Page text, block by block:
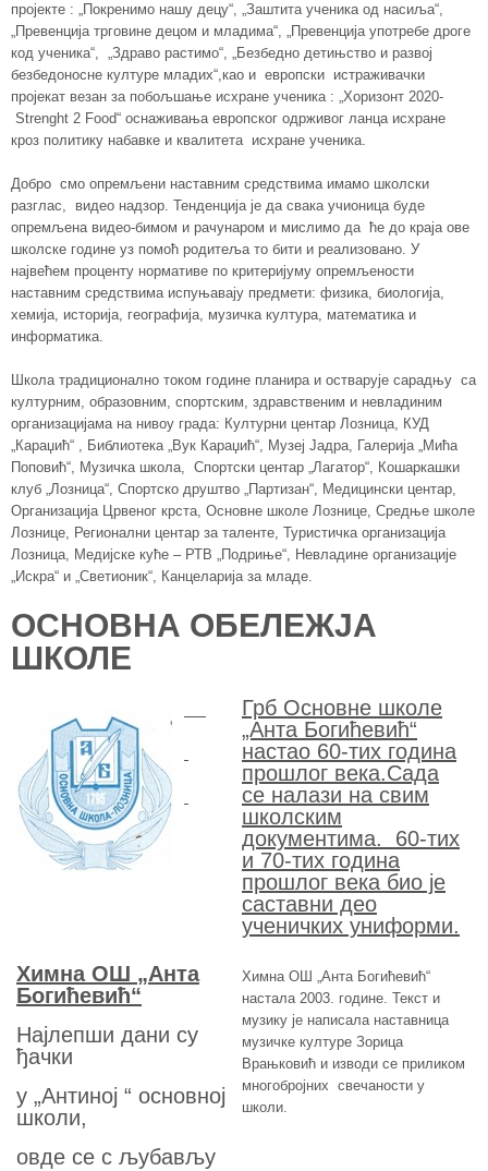
пројекте : „Покренимо нашу децу“, „Заштита ученика од насиља“,
„Превенција трговине децом и младима“, „Превенција употребе дроге
код ученика“, „Здраво растимо“, „Безбедно детињство и развој
безбедоносне културе младих“,као и европски истраживачки
пројекат везан за побољшање исхране ученика : „Хоризонт 2020-
Strenght 2 Food“ оснаживања европског одрживог ланца исхране
кроз политику набавке и квалитета исхране ученика.
Добро смо опремљени наставним средствима имамо школски
разглас, видео надзор. Тенденција је да свака учионица буде
опремљена видео-бимом и рачунаром и мислимо да ће до краја ове
школске године уз помоћ родитеља то бити и реализовано. У
највећем проценту нормативе по критеријуму опремљености
наставним средствима испуњавају предмети: физика, биологија,
хемија, историја, географија, музичка култура, математика и
информатика.
Школа традиционално током године планира и остварује сарадњу са
културним, образовним, спортским, здравственим и невладиним
организацијама на нивоу града: Културни центар Лозница, КУД
„Караџић“ , Библиотека „Вук Караџић“, Музеј Јадра, Галерија „Мића
Поповић“, Музичка школа, Спортски центар „Лагатор“, Кошаркашки
клуб „Лозница“, Спортско друштво „Партизан“, Медицински центар,
Организација Црвеног крста, Основне школе Лознице, Средње школе
Лознице, Регионални центар за таленте, Туристичка организација
Лозница, Медијске куће – РТВ „Подриње“, Невладине организације
„Искра“ и „Светионик“, Канцеларија за младе.
ОСНОВНА ОБЕЛЕЖЈА
ШКОЛЕ
Грб Основне школе
„Анта Богићевић“
настао 60-тих година
прошлог века.Сада
се налази на свим
школским
документима. 60-тих
и 70-тих година
прошлог века био је
саставни део
ученичких униформи.
Химна ОШ „Анта
Богићевић“
Најлепши дани су
ђачки
у „Антиној “ основној
школи,
овде се с љубављу
Химна ОШ „Анта Богићевић“
настала 2003. године. Текст и
музику је написала наставница
музичке културе Зорица
Врањковић и изводи се приликом
многобројних свечаности у
школи.